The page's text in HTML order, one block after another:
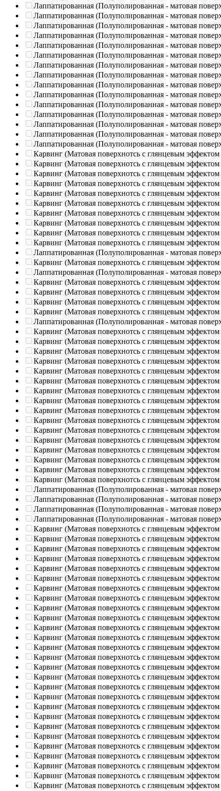
Лаппатированная (Полуполированная - матовая
Лаппатированная (Полуполированная - матовая
Лаппатированная (Полуполированная - матовая
Лаппатированная (Полуполированная - матовая
Лаппатированная (Полуполированная - матовая
Лаппатированная (Полуполированная - матовая
Лаппатированная (Полуполированная - матовая
Лаппатированная (Полуполированная - матовая
Лаппатированная (Полуполированная - матовая
Лаппатированная (Полуполированная - матовая
Лаппатированная (Полуполированная - матовая
Лаппатированная (Полуполированная - матовая
Лаппатированная (Полуполированная - матовая
Лаппатированная (Полуполированная - матовая
Лаппатированная (Полуполированная - матовая
Карвинг (Матовая поверхнотсь с глянцевым эффектом
Карвинг (Матовая поверхнотсь с глянцевым эффектом
Карвинг (Матовая поверхнотсь с глянцевым эффектом
Карвинг (Матовая поверхнотсь с глянцевым эффектом
Карвинг (Матовая поверхнотсь с глянцевым эффектом
Карвинг (Матовая поверхнотсь с глянцевым эффектом
Карвинг (Матовая поверхнотсь с глянцевым эффектом
Карвинг (Матовая поверхнотсь с глянцевым эффектом
Карвинг (Матовая поверхнотсь с глянцевым эффектом
Карвинг (Матовая поверхнотсь с глянцевым эффектом
Лаппатированная (Полуполированная - матовая
Карвинг (Матовая поверхнотсь с глянцевым эффектом
Лаппатированная (Полуполированная - матовая
Карвинг (Матовая поверхнотсь с глянцевым эффектом
Карвинг (Матовая поверхнотсь с глянцевым эффектом
Карвинг (Матовая поверхнотсь с глянцевым эффектом
Карвинг (Матовая поверхнотсь с глянцевым эффектом
Лаппатированная (Полуполированная - матовая
Карвинг (Матовая поверхнотсь с глянцевым эффектом
Карвинг (Матовая поверхнотсь с глянцевым эффектом
Карвинг (Матовая поверхнотсь с глянцевым эффектом
Карвинг (Матовая поверхнотсь с глянцевым эффектом
Карвинг (Матовая поверхнотсь с глянцевым эффектом
Карвинг (Матовая поверхнотсь с глянцевым эффектом
Карвинг (Матовая поверхнотсь с глянцевым эффектом
Карвинг (Матовая поверхнотсь с глянцевым эффектом
Карвинг (Матовая поверхнотсь с глянцевым эффектом
Карвинг (Матовая поверхнотсь с глянцевым эффектом
Карвинг (Матовая поверхнотсь с глянцевым эффектом
Карвинг (Матовая поверхнотсь с глянцевым эффектом
Карвинг (Матовая поверхнотсь с глянцевым эффектом
Карвинг (Матовая поверхнотсь с глянцевым эффектом
Карвинг (Матовая поверхнотсь с глянцевым эффектом
Карвинг (Матовая поверхнотсь с глянцевым эффектом
Лаппатированная (Полуполированная - матовая
Лаппатированная (Полуполированная - матовая
Лаппатированная (Полуполированная - матовая
Лаппатированная (Полуполированная - матовая
Карвинг (Матовая поверхнотсь с глянцевым эффектом
Карвинг (Матовая поверхнотсь с глянцевым эффектом
Карвинг (Матовая поверхнотсь с глянцевым эффектом
Карвинг (Матовая поверхнотсь с глянцевым эффектом
Карвинг (Матовая поверхнотсь с глянцевым эффектом
Карвинг (Матовая поверхнотсь с глянцевым эффектом
Карвинг (Матовая поверхнотсь с глянцевым эффектом
Карвинг (Матовая поверхнотсь с глянцевым эффектом
Карвинг (Матовая поверхнотсь с глянцевым эффектом
Карвинг (Матовая поверхнотсь с глянцевым эффектом
Карвинг (Матовая поверхнотсь с глянцевым эффектом
Карвинг (Матовая поверхнотсь с глянцевым эффектом
Карвинг (Матовая поверхнотсь с глянцевым эффектом
Карвинг (Матовая поверхнотсь с глянцевым эффектом
Карвинг (Матовая поверхнотсь с глянцевым эффектом
Карвинг (Матовая поверхнотсь с глянцевым эффектом
Карвинг (Матовая поверхнотсь с глянцевым эффектом
Карвинг (Матовая поверхнотсь с глянцевым эффектом
Карвинг (Матовая поверхнотсь с глянцевым эффектом
Карвинг (Матовая поверхнотсь с глянцевым эффектом
Карвинг (Матовая поверхнотсь с глянцевым эффектом
Карвинг (Матовая поверхнотсь с глянцевым эффектом
Карвинг (Матовая поверхнотсь с глянцевым эффектом
Карвинг (Матовая поверхнотсь с глянцевым эффектом
Карвинг (Матовая поверхнотсь с глянцевым эффектом
Карвинг (Матовая поверхнотсь с глянцевым эффектом
Карвинг (Матовая поверхнотсь с глянцевым эффектом